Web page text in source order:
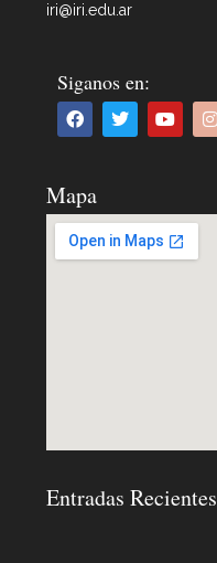
iri@iri.edu.ar
Siganos en:
Mapa
Entradas Recientes